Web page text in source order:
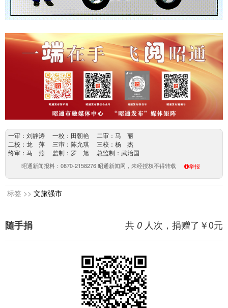
一审：刘静涛 一校：田朝艳 二审：马 丽
二校：龙 萍 三审：陈允琪 三校：杨 杰
终审：马 燕 监制：罗 旭 总监制：武治国
昭通新闻报料：0870-2158276 昭通新闻网，未经授权不得转载 举报
标签 >> 文旅强市
共 0 人次，捐赠了￥0元
随手捐